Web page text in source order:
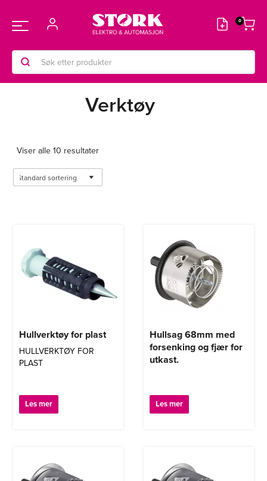
rett
innholdet
Main
Menu
Products
search
Verktøy
Viser alle 10 resultater
Hullverktøy for plast
HULLVERKTØY FOR
PLAST
Les mer
Hullsag 68mm med
forsenking og fjær for
utkast.
Les mer